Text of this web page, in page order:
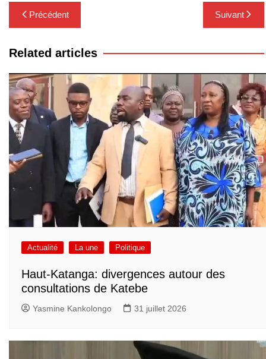
Navigation
de
l’article
Précédent Suivant
Related articles
Actualité La une Politique
Haut-Katanga: divergences autour des
consultations de Katebe
Yasmine Kankolongo 31 juillet 2026